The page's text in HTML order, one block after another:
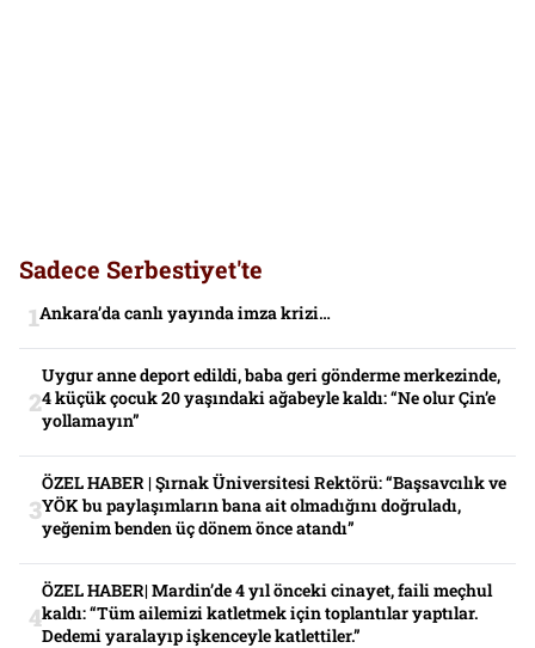
Sadece Serbestiyet'te
Ankara’da canlı yayında imza krizi…
Uygur anne deport edildi, baba geri gönderme merkezinde,
4 küçük çocuk 20 yaşındaki ağabeyle kaldı: “Ne olur Çin’e
yollamayın”
ÖZEL HABER | Şırnak Üniversitesi Rektörü: “Başsavcılık ve
YÖK bu paylaşımların bana ait olmadığını doğruladı,
yeğenim benden üç dönem önce atandı”
ÖZEL HABER| Mardin’de 4 yıl önceki cinayet, faili meçhul
kaldı: “Tüm ailemizi katletmek için toplantılar yaptılar.
Dedemi yaralayıp işkenceyle katlettiler.”